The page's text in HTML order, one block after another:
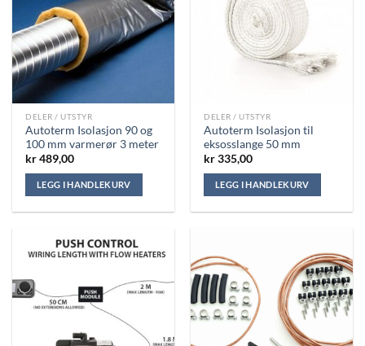
DELER / UTSTYR
Autoterm Isolasjon 90 og
100 mm varmerør 3 meter
kr489,00
LEGG I HANDLEKURV
DELER / UTSTYR
Autoterm Isolasjon til
eksosslange 50 mm
kr335,00
LEGG I HANDLEKURV